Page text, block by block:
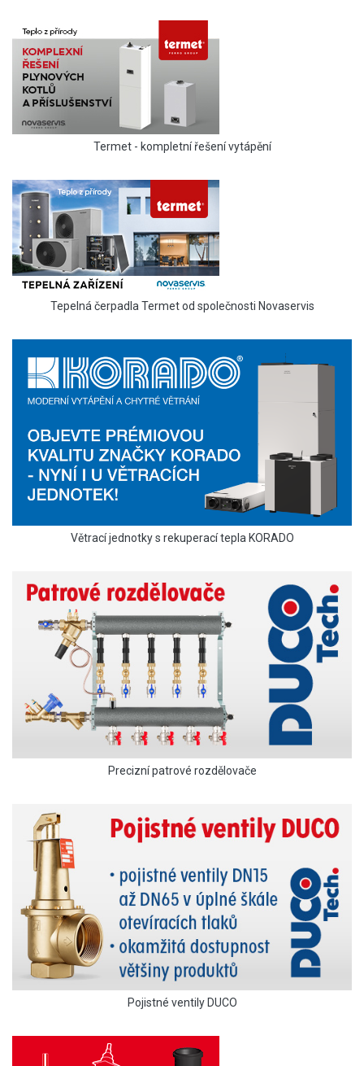
Termet - kompletní řešení vytápění
Tepelná čerpadla Termet od společnosti Novaservis
Větrací jednotky s rekuperací tepla KORADO
Precizní patrové rozdělovače
Pojistné ventily DUCO